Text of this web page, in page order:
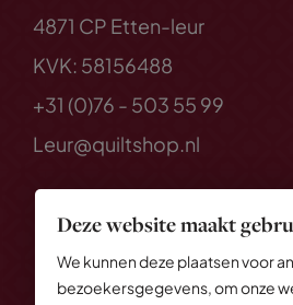
Deze website maakt
We kunnen deze plaatsen voor
bezoekersgegevens, om onze
4871 CP Etten-leur
KVK: 58156488
+31 (0)76 - 503 55 99
Leur@quiltshop.nl